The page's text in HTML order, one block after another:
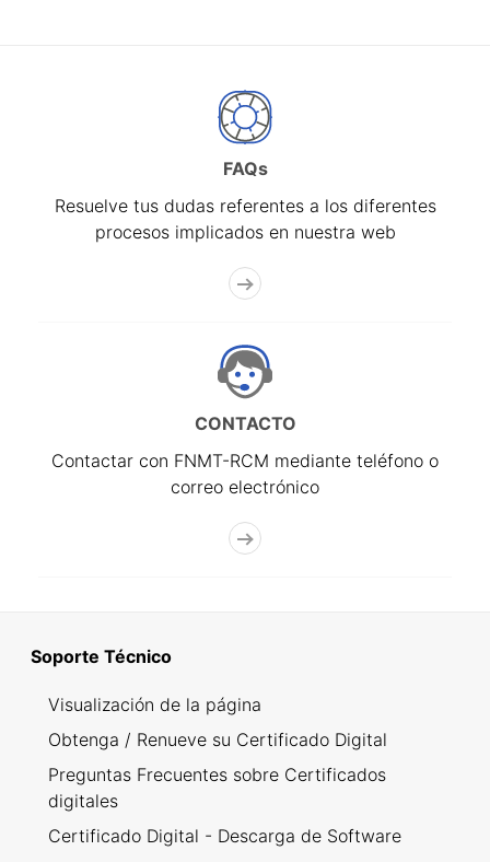
FAQs
Resuelve tus dudas referentes a los diferentes
procesos implicados en nuestra web
CONTACTO
Contactar con FNMT-RCM mediante teléfono o
correo electrónico
Soporte Técnico
Visualización de la página
Obtenga / Renueve su Certificado Digital
Preguntas Frecuentes sobre Certificados
digitales
Certificado Digital - Descarga de Software